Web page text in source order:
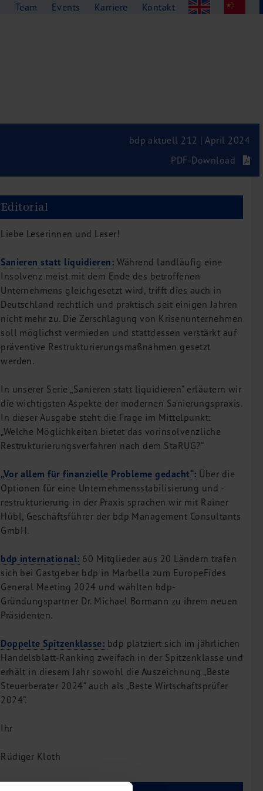
bdp aktuell 212 | April 2024
PDF-Download
Editorial
Liebe Leserinnen und Leser!
Sanieren statt liquidieren: Während landläufig eine
Insolvenz meist mit dem Ende des betroffenen
Unternehmens gleichgesetzt wird, trifft dies auch in
Deutschland rechtlich und praktisch seit einigen Jahren
nicht mehr zu. Die Zerschlagung von Krisenunternehmen
soll möglichst vermieden und stattdessen verstärkt auf
präventive Restrukturierungsmaßnahmen gesetzt
werden.
In unserer Serie „Sanieren statt liquidieren“ erläutern wir
die wichtigsten Aspekte der modernen Sanierungspraxis.
In dieser Ausgabe steht die Frage im Mittelpunkt:
„Welche Möglichkeiten bietet das vorinsolvenzliche
Restrukturierungsverfahren nach dem StaRUG?“
„Vor allem für finanzielle Probleme gedacht“: Über die
Optionen für eine Unternehmensstabilisierung und -
restrukturierung in der Praxis sprachen wir mit Rainer
Hübl, Geschäftsführer der bdp Management Consultants
GmbH.
bdp international: 60 Mitglieder aus 20 Ländern trafen
sich bei Gastgeber bdp in Marbella zum EuropeFides
General Meeting 2024 und wählten bdp-
Gründungspartner Dr. Michael Bormann zu ihrem neuen
Präsidenten.
Doppelte Spitzenklasse: bdp platziert sich im jährlichen
Handelsblatt-Ranking zweifach in der Spitzenklasse und
erhält in diesem Jahr sowohl die Auszeichnung „Beste
Steuerberater 2024“ auch als „Beste Wirtschaftsprüfer
2024“.
Ihr
Rüdiger Kloth
Team Events Karriere Kontakt